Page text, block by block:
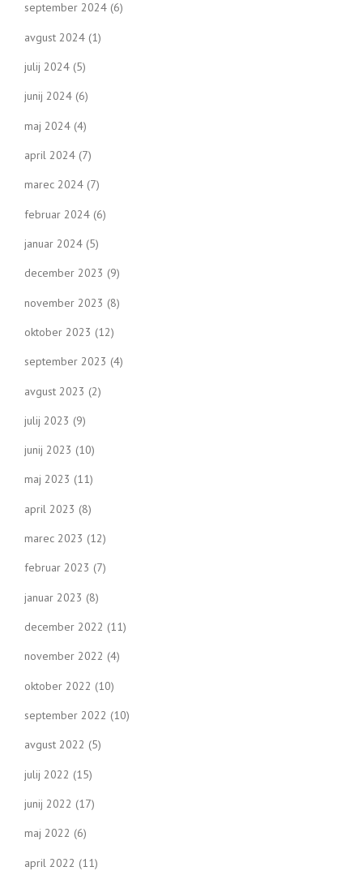
september 2024 (6)
avgust 2024 (1)
julij 2024 (5)
junij 2024 (6)
maj 2024 (4)
april 2024 (7)
marec 2024 (7)
februar 2024 (6)
januar 2024 (5)
december 2023 (9)
november 2023 (8)
oktober 2023 (12)
september 2023 (4)
avgust 2023 (2)
julij 2023 (9)
junij 2023 (10)
maj 2023 (11)
april 2023 (8)
marec 2023 (12)
februar 2023 (7)
januar 2023 (8)
december 2022 (11)
november 2022 (4)
oktober 2022 (10)
september 2022 (10)
avgust 2022 (5)
julij 2022 (15)
junij 2022 (17)
maj 2022 (6)
april 2022 (11)